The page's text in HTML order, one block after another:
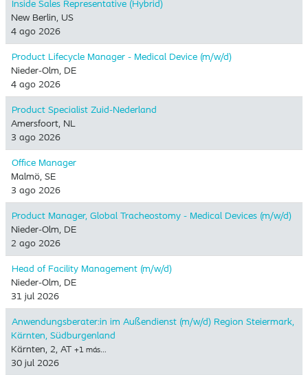
Inside Sales Representative (Hybrid) ​
New Berlin, US
4 ago 2026
Product Lifecycle Manager - Medical Device (m/w/d)
Nieder-Olm, DE
4 ago 2026
Product Specialist Zuid-Nederland
Amersfoort, NL
3 ago 2026
Office Manager
Malmö, SE
3 ago 2026
Product Manager, Global Tracheostomy - Medical Devices (m/w/d)
Nieder-Olm, DE
2 ago 2026
Head of Facility Management (m/w/d)
Nieder-Olm, DE
31 jul 2026
Anwendungsberater:in im Außendienst (m/w/d) Region Steiermark,
Kärnten, Südburgenland
Kärnten, 2, AT +1 más…
30 jul 2026